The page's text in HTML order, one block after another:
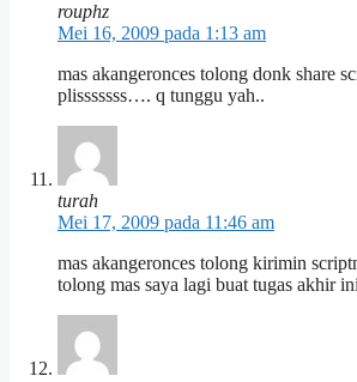
rouphz
Mei 16, 2009 pada 1:13 am
mas akangeronces tolong donk
plisssssss…. q tunggu yah..
turah
Mei 17, 2009 pada 11:46 am
mas akangeronces tolong kirimin
tolong mas saya lagi buat tugas akhir